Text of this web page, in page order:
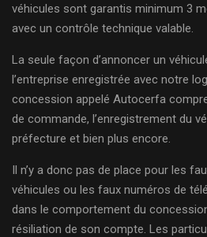
véhicules sont garantis minimum 3
avec un contrôle technique valable.
La seule façon d’annoncer un
l’entreprise enregistrée avec notre
concession appelé Autocerfa
de commande, l’enregistrement du
préfecture et bien plus encore.
Il n’y a donc pas de place pour les
véhicules ou les faux numéros de
dans le comportement du
résiliation de son compte. Les